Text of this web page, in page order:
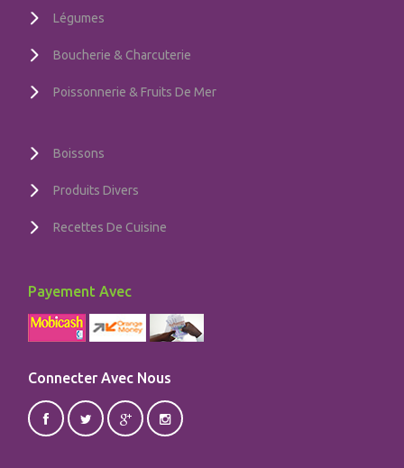
Légumes
Boucherie & Charcuterie
Poissonnerie & Fruits De Mer
Boissons
Produits Divers
Recettes De Cuisine
Payement Avec
Connecter Avec Nous